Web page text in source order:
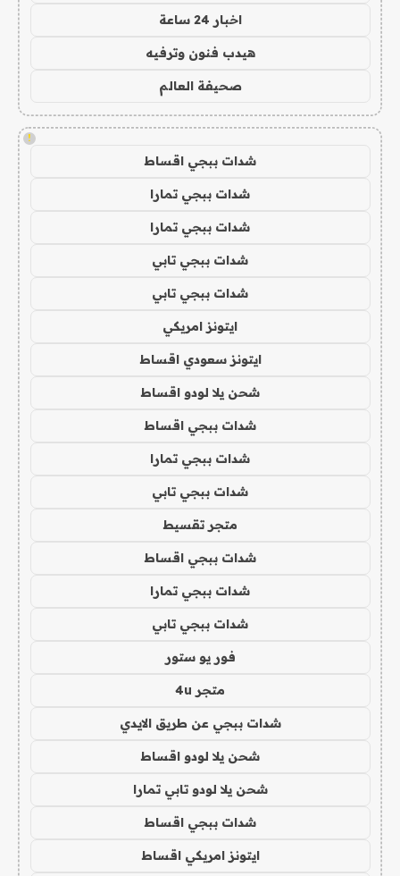
اخبار 24 ساعة
هيدب فنون وترفيه
صحيفة العالم
!
شدات ببجي اقساط
شدات ببجي تمارا
شدات ببجي تمارا
شدات ببجي تابي
شدات ببجي تابي
ايتونز امريكي
ايتونز سعودي اقساط
شحن يلا لودو اقساط
شدات ببجي اقساط
شدات ببجي تمارا
شدات ببجي تابي
متجر تقسيط
شدات ببجي اقساط
شدات ببجي تمارا
شدات ببجي تابي
فور يو ستور
متجر 4u
شدات ببجي عن طريق الايدي
شحن يلا لودو اقساط
شحن يلا لودو تابي تمارا
شدات ببجي اقساط
ايتونز امريكي اقساط